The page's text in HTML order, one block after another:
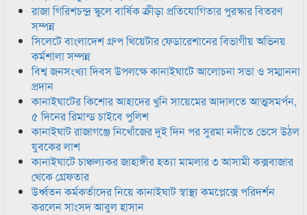
রাজা গিরিশচন্দ্র স্কুলে বার্ষিক ক্রীড়া প্রতিযোগিতার পুরস্কার বিতরণ
সম্পন্ন
সিলেটে বাংলাদেশ গ্রুপ থিয়েটার ফেডারেশানের বিভাগীয় অভিনয়
কর্মশালা সম্পন্ন
বিশ্ব জনসংখ্যা দিবস উপলক্ষে কানাইঘাটে আলোচনা সভা ও সম্মাননা
প্রদান
কানাইঘাটের কিশোর আহাদের খুনি সায়েমের আদালতে আত্মসমর্পন,
৫ দিনের রিমান্ড চাইবে পুলিশ
কানাইঘাট রাজাগঞ্জে নিখোঁজের দুই দিন পর সুরমা নদীতে ভেসে উঠল
যুবকের লাশ
কানাইঘাটে চাঞ্চল্যকর জাহাঙ্গীর হত্যা মামলার ৩ আসামী কক্সবাজার
থেকে গ্রেফতার
উর্ধ্বতন কর্মকর্তাদের নিয়ে কানাইঘাট স্বাস্থ্য কমপ্লেক্সে পরিদর্শন
করলেন সাংসদ আবুল হাসান